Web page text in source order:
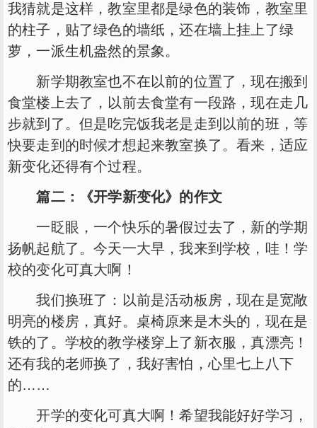
我猜就是这样，教室里都是绿色的装饰，教室里
的柱子，贴了绿色的墙纸，还在墙上挂上了绿
萝，一派生机盎然的景象。
新学期教室也不在以前的位置了，现在搬到
食堂楼上去了，以前去食堂有一段路，现在走几
步就到了。但是吃完饭我老是走到以前的班，等
快要走到的时候才想起来教室换了。看来，适应
新变化还得有个过程。
篇二：《开学新变化》的作文
一眨眼，一个快乐的暑假过去了，新的学期
扬帆起航了。今天一大早，我来到学校，哇！学
校的变化可真大啊！
我们换班了：以前是活动板房，现在是宽敞
明亮的楼房，真好。桌椅原来是木头的，现在是
铁的了。学校的教学楼穿上了新衣服，真漂亮！
还有我的老师换了，我好害怕，心里七上八下
的……
开学的变化可真大啊！希望我能好好学习，